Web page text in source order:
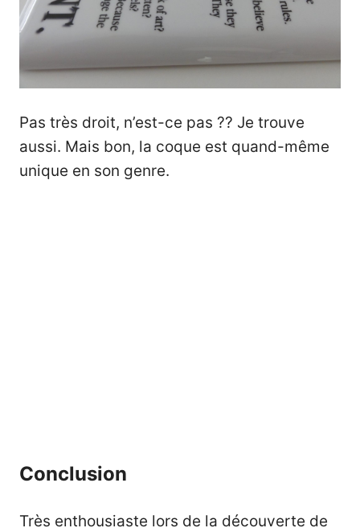
Pas très droit, n’est-ce pas ?? Je trouve
aussi. Mais bon, la coque est quand-même
unique en son genre.
Conclusion
Très enthousiaste lors de la découverte de